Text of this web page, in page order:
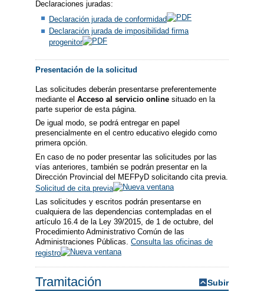
Declaraciones juradas:
Declaración jurada de conformidad
Declaración jurada de imposibilidad firma
progenitor
Presentación de la solicitud
Las solicitudes deberán presentarse preferentemente
mediante el Acceso al servicio online situado en la
parte superior de esta página.
De igual modo, se podrá entregar en papel
presencialmente en el centro educativo elegido como
primera opción.
En caso de no poder presentar las solicitudes por las
vías anteriores, también se podrán presentar en la
Dirección Provincial del MEFPyD solicitando cita previa.
Solicitud de cita previa
Las solicitudes y escritos podrán presentarse en
cualquiera de las dependencias contempladas en el
artículo 16.4 de la Ley 39/2015, de 1 de octubre, del
Procedimiento Administrativo Común de las
Administraciones Públicas. Consulta las oficinas de
registro
Tramitación Subir